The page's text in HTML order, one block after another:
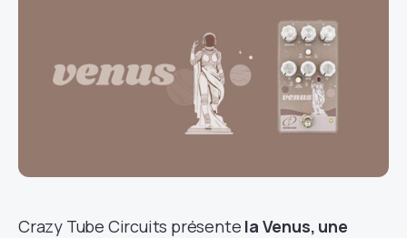
Crazy Tube Circuits présente la Venus, une